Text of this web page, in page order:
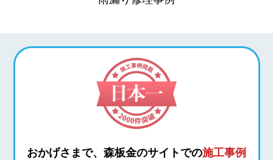
おかげさまで、森板金のサイトでの施工事例